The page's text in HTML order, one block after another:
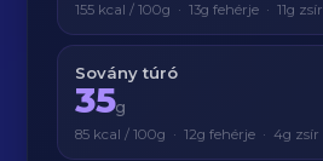
155 kcal / 100g · 13g fehérje · 11g zsír
Sovány túró
35g
85 kcal / 100g · 12g fehérje · 4g zsír